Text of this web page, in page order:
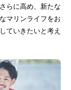
らに高め、新たな
マリンライフをお
ていきたいと考え